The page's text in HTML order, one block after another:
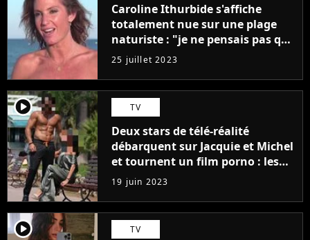
Caroline Ithurbide s'affiche
totalement nue sur une plage
naturiste : "je ne pensais pas que
j'arriverais à le faire..."
25 juillet 2023
player2 TV
Deux stars de télé-réalité
débarquent sur Jacquie et Michel
et tournent un film porno : les
premières images du tournage
(exclu)
19 juin 2023
player2 TV